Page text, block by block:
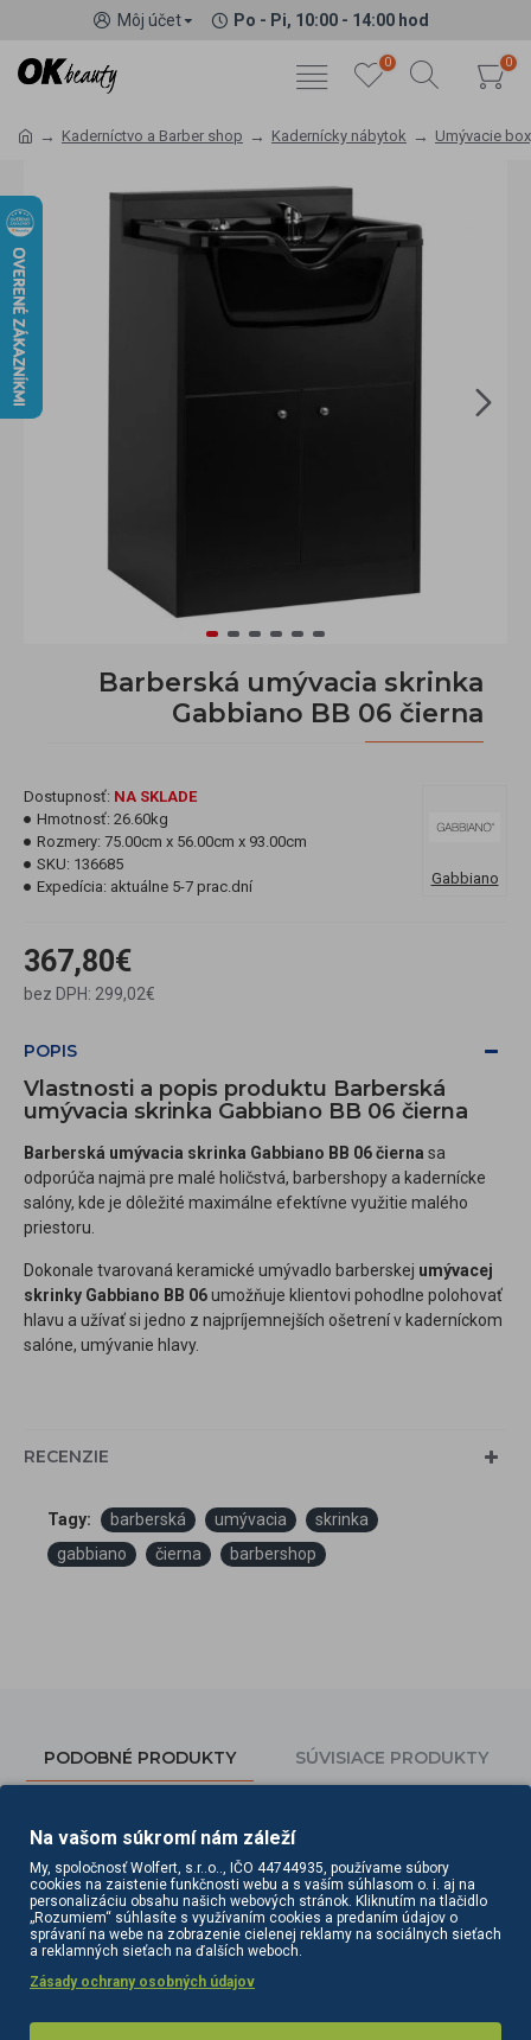
Môj účet Po - Pi, 10:00 - 14:00 hod
0 0
Kaderníctvo a Barber shop Kadernícky nábytok Umývacie
Barberská umývacia skrinka
Gabbiano BB 06 čierna
367,80€
bez DPH: 299,02€
Dostupnosť: NA SKLADE
Hmotnosť: 26.60kg
Rozmery: 75.00cm x 56.00cm x 93.00cm
SKU: 136685
Expedícia: aktuálne 5-7 prac.dní Gabbiano
POPIS
Vlastnosti a popis produktu Barberská
umývacia skrinka Gabbiano BB 06 čierna
Barberská umývacia skrinka Gabbiano BB 06 čierna sa
odporúča najmä pre malé holičstvá, barbershopy a kadernícke
salóny, kde je dôležité maximálne efektívne využitie malého
priestoru.
Dokonale tvarovaná keramické umývadlo barberskej umývacej
skrinky Gabbiano BB 06umožňuje klientovi pohodlne polohovať
hlavu a užívať si jedno z najpríjemnejších ošetrení v kaderníckom
salóne, umývanie hlavy.
RECENZIE
Tagy: barberská umývacia
skrinka
gabbiano
čierna barbershop
PODOBNÉ PRODUKTY SÚVISIACE PRODUKTY
Na vašom súkromí nám záleží
My, spoločnosť Wolfert, s.r..o.., IČO 44744935, používame súbory
cookies na zaistenie funkčnosti webu a s vaším súhlasom o. i. aj na
personalizáciu obsahu našich webových stránok. Kliknutím na tlačidlo
„Rozumiem“ súhlasíte s využívaním cookies a predaním údajov o
správaní na webe na zobrazenie cielenej reklamy na sociálnych sieťach
a reklamných sieťach na ďalších weboch.
Zásady ochrany osobných údajov